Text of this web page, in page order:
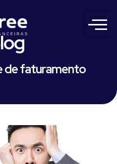
de faturamento